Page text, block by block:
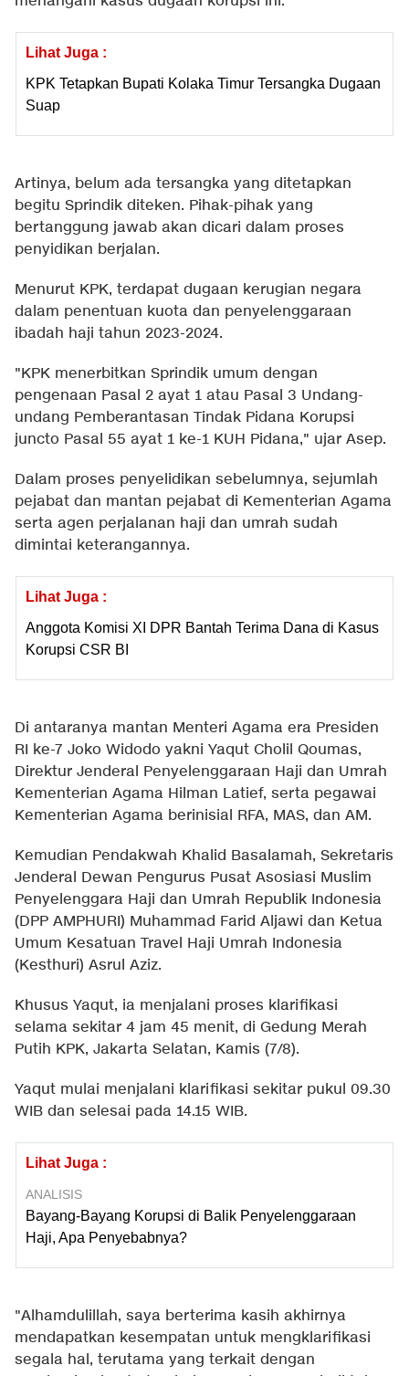
Lihat Juga :
KPK Tetapkan Bupati Kolaka Timur Tersangka Dugaan
Suap
Artinya, belum ada tersangka yang ditetapkan
begitu Sprindik diteken. Pihak-pihak yang
bertanggung jawab akan dicari dalam proses
penyidikan berjalan.
Menurut KPK, terdapat dugaan kerugian negara
dalam penentuan kuota dan penyelenggaraan
ibadah haji tahun 2023-2024.
"KPK menerbitkan Sprindik umum dengan
pengenaan Pasal 2 ayat 1 atau Pasal 3 Undang-
undang Pemberantasan Tindak Pidana Korupsi
juncto Pasal 55 ayat 1 ke-1 KUH Pidana," ujar Asep.
Dalam proses penyelidikan sebelumnya, sejumlah
pejabat dan mantan pejabat di Kementerian Agama
serta agen perjalanan haji dan umrah sudah
dimintai keterangannya.
Lihat Juga :
Anggota Komisi XI DPR Bantah Terima Dana di Kasus
Korupsi CSR BI
Di antaranya mantan Menteri Agama era Presiden
RI ke-7 Joko Widodo yakni Yaqut Cholil Qoumas,
Direktur Jenderal Penyelenggaraan Haji dan Umrah
Kementerian Agama Hilman Latief, serta pegawai
Kementerian Agama berinisial RFA, MAS, dan AM.
Kemudian Pendakwah Khalid Basalamah, Sekretaris
Jenderal Dewan Pengurus Pusat Asosiasi Muslim
Penyelenggara Haji dan Umrah Republik Indonesia
(DPP AMPHURI) Muhammad Farid Aljawi dan Ketua
Umum Kesatuan Travel Haji Umrah Indonesia
(Kesthuri) Asrul Aziz.
Khusus Yaqut, ia menjalani proses klarifikasi
selama sekitar 4 jam 45 menit, di Gedung Merah
Putih KPK, Jakarta Selatan, Kamis (7/8).
Yaqut mulai menjalani klarifikasi sekitar pukul 09.30
WIB dan selesai pada 14.15 WIB.
Lihat Juga :
ANALISIS
Bayang-Bayang Korupsi di Balik Penyelenggaraan
Haji, Apa Penyebabnya?
"Alhamdulillah, saya berterima kasih akhirnya
mendapatkan kesempatan untuk mengklarifikasi
segala hal, terutama yang terkait dengan